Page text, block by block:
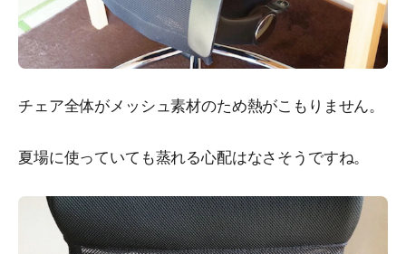
チェア全体がメッシュ素材のため熱がこもりません。
夏場に使っていても蒸れる心配はなさそうですね。